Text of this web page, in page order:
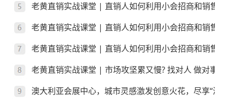
老黄直销实战课堂 | 直销人如何利用小会招商和销售
老黄直销实战课堂 | 直销人如何利用小会招商和销售
老黄直销实战课堂 | 直销人如何利用小会招商和销售
老黄直销实战课堂 | 市场攻坚累又慢? 找对人 做对事
澳大利亚会展中心，城市灵感激发创意火花，尽享“澳”